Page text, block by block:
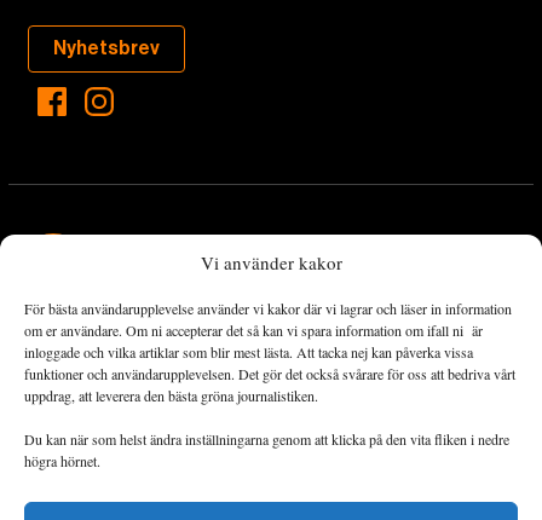
Vi använder kakor
För bästa användarupplevelse använder vi kakor där vi lagrar och läser in information
om er användare. Om ni accepterar det så kan vi spara information om ifall ni är
inloggade och vilka artiklar som blir mest lästa. Att tacka nej kan påverka vissa
funktioner och användarupplevelsen. Det gör det också svårare för oss att bedriva vårt
uppdrag, att leverera den bästa gröna journalistiken.
Du kan när som helst ändra inställningarna genom att klicka på den vita fliken i nedre
högra hörnet.
Nyhetsbrev
Landets Fria Tidning är en nyhetstidning med bred bevakning av
det viktigaste som händer lokalt och globalt och med fokus på
omställningsrörelsen. En omställning till ett hållbart samhälle går
både via starka och lika rättigheter för alla människor, minskade
ekonomiska och sociala klyftor, samt utrymme för allt levande att
utvecklas och frodas.